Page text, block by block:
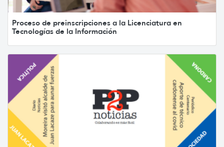
Proceso de preinscripciones a la Licenciatura en
Tecnologías de la Información